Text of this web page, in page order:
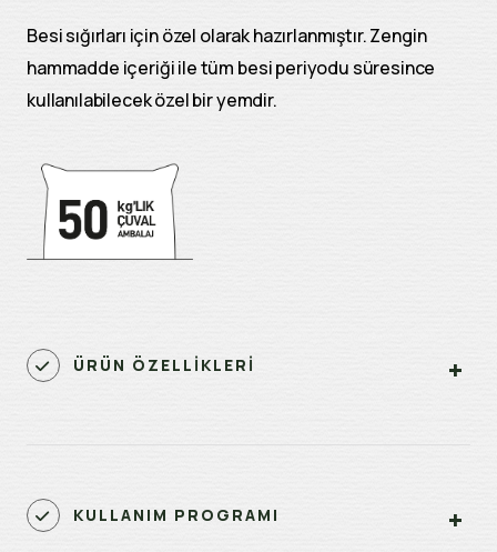
Besi sığırları için özel olarak hazırlanmıştır. Zengin
hammadde içeriği ile tüm besi periyodu süresince
kullanılabilecek özel bir yemdir.
ÜRÜN ÖZELLİKLERİ
KULLANIM PROGRAMI